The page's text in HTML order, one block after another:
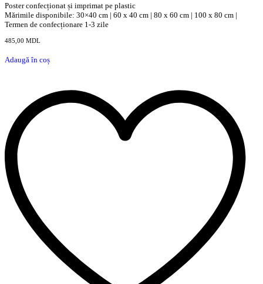
Poster confecționat și imprimat pe plastic
Mărimile disponibile: 30×40 cm | 60 x 40 cm | 80 x 60 cm | 100 x 80 cm |
Termen de confecționare 1-3 zile
485,00 MDL
Adaugă în coș